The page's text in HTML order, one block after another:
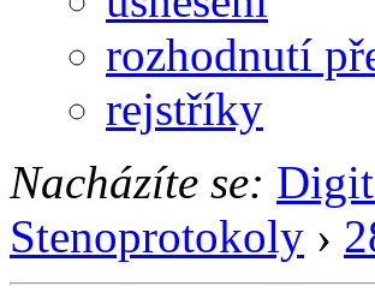
rozhodnutí
rejstříky
Nacházíte se:
Stenoprotokoly ›